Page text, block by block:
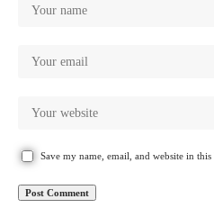
Save my name, email, and website in